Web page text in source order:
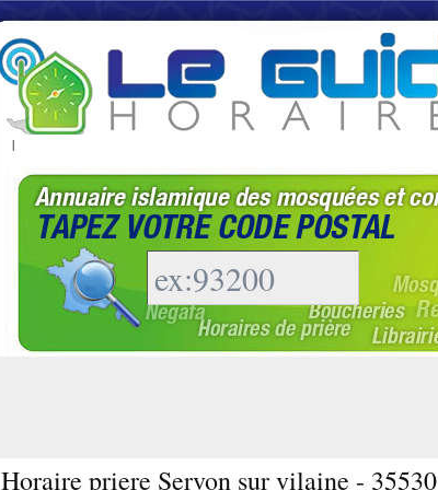
|
Horaire priere Servon sur vilaine - 35530